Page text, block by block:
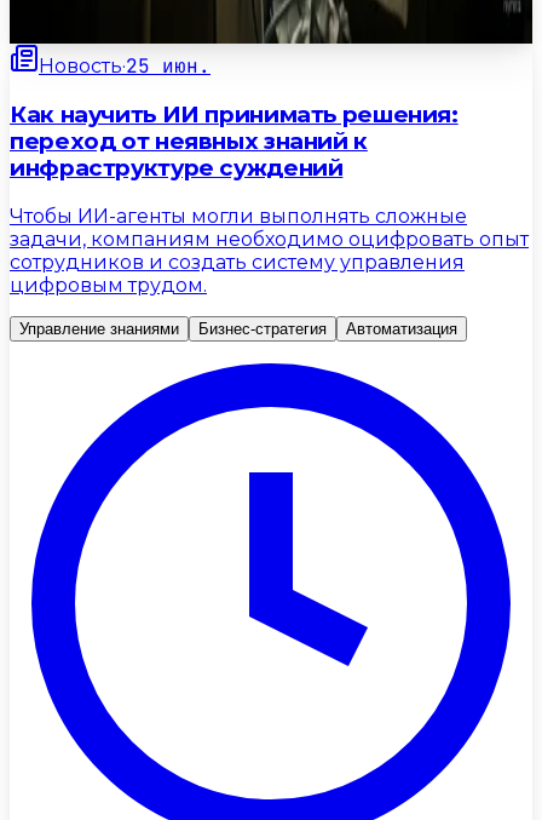
Новость·25 июн.
Как научить ИИ принимать решения:
переход от неявных знаний к
инфраструктуре суждений
Чтобы ИИ-агенты могли выполнять сложные
задачи, компаниям необходимо оцифровать опыт
сотрудников и создать систему управления
цифровым трудом.
Управление знаниями Бизнес-стратегия Автоматизация